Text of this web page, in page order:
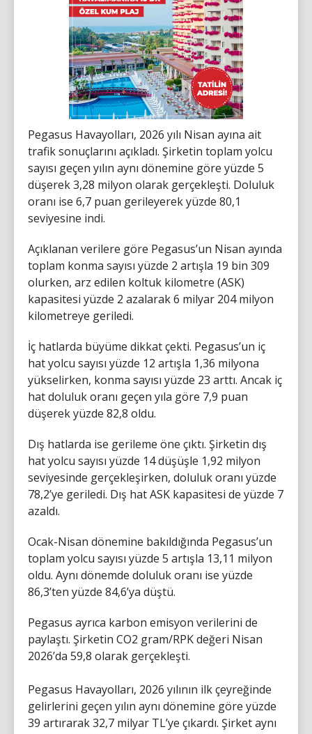
Pegasus Havayolları, 2026 yılı Nisan ayına ait
trafik sonuçlarını açıkladı. Şirketin toplam yolcu
sayısı geçen yılın aynı dönemine göre yüzde 5
düşerek 3,28 milyon olarak gerçekleşti. Doluluk
oranı ise 6,7 puan gerileyerek yüzde 80,1
seviyesine indi.
Açıklanan verilere göre Pegasus’un Nisan ayında
toplam konma sayısı yüzde 2 artışla 19 bin 309
olurken, arz edilen koltuk kilometre (ASK)
kapasitesi yüzde 2 azalarak 6 milyar 204 milyon
kilometreye geriledi.
İç hatlarda büyüme dikkat çekti. Pegasus’un iç
hat yolcu sayısı yüzde 12 artışla 1,36 milyona
yükselirken, konma sayısı yüzde 23 arttı. Ancak iç
hat doluluk oranı geçen yıla göre 7,9 puan
düşerek yüzde 82,8 oldu.
Dış hatlarda ise gerileme öne çıktı. Şirketin dış
hat yolcu sayısı yüzde 14 düşüşle 1,92 milyon
seviyesinde gerçekleşirken, doluluk oranı yüzde
78,2’ye geriledi. Dış hat ASK kapasitesi de yüzde 7
azaldı.
Ocak-Nisan dönemine bakıldığında Pegasus’un
toplam yolcu sayısı yüzde 5 artışla 13,11 milyon
oldu. Aynı dönemde doluluk oranı ise yüzde
86,3’ten yüzde 84,6’ya düştü.
Pegasus ayrıca karbon emisyon verilerini de
paylaştı. Şirketin CO2 gram/RPK değeri Nisan
2026’da 59,8 olarak gerçekleşti.
Pegasus Havayolları, 2026 yılının ilk çeyreğinde
gelirlerini geçen yılın aynı dönemine göre yüzde
39 artırarak 32,7 milyar TL’ye çıkardı. Şirket aynı